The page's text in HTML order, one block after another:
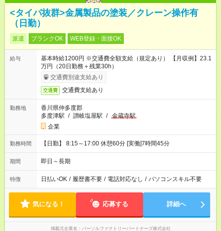
<タイパ抜群>金属製品の塗装／クレーン操作有
（日勤）
派遣 ブランクOK WEB登録・面接OK
給与
基本時給1200円 ※交通費全額支給（規定あり） 【月収例】23.1
万円（20日勤務＋残業30h）
交通費別途支給あり
交通費 交通費支給あり
勤務地
香川県仲多度郡
多度津駅 / 讃岐塩屋駅 / 金蔵寺駅
企業
勤務時間 【日勤】 8:15～17:00 休憩60分 [実働]7時間45分
期間 即日～長期
特徴 日払いOK / 履歴書不要 / 電話対応なし / パソコンスキル不要
気になる！ 応募する 詳細へ
掲載元企業名 パーソルファクトリーパートナーズ株式会社